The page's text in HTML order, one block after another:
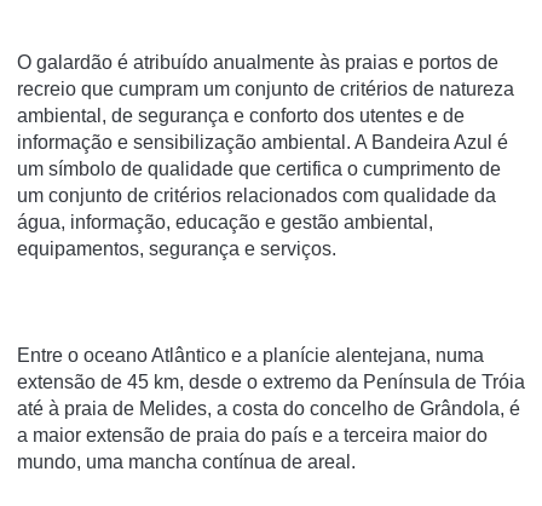
O galardão é atribuído anualmente às praias e portos de
recreio que cumpram um conjunto de critérios de natureza
ambiental, de segurança e conforto dos utentes e de
informação e sensibilização ambiental. A Bandeira Azul é
um símbolo de qualidade que certifica o cumprimento de
um conjunto de critérios relacionados com qualidade da
água, informação, educação e gestão ambiental,
equipamentos, segurança e serviços.
Entre o oceano Atlântico e a planície alentejana, numa
extensão de 45 km, desde o extremo da Península de Tróia
até à praia de Melides, a costa do concelho de Grândola, é
a maior extensão de praia do país e a terceira maior do
mundo, uma mancha contínua de areal.